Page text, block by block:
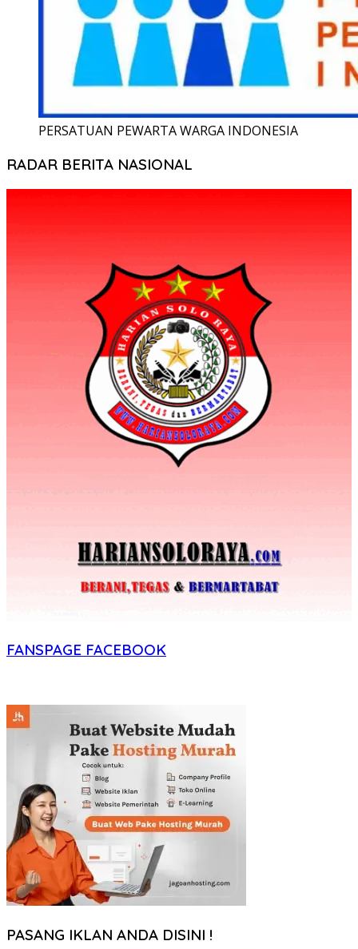
PERSATUAN PEWARTA WARGA INDONESIA
RADAR BERITA NASIONAL
FANSPAGE FACEBOOK
PASANG IKLAN ANDA DISINI !